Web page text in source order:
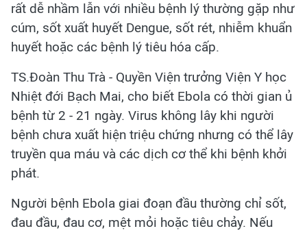
rất dễ nhầm lẫn với nhiều bệnh lý thường gặp như
cúm, sốt xuất huyết Dengue, sốt rét, nhiễm khuẩn
huyết hoặc các bệnh lý tiêu hóa cấp.
TS.Đoàn Thu Trà - Quyền Viện trưởng Viện Y học
Nhiệt đới Bạch Mai, cho biết Ebola có thời gian ủ
bệnh từ 2 - 21 ngày. Virus không lây khi người
bệnh chưa xuất hiện triệu chứng nhưng có thể lây
truyền qua máu và các dịch cơ thể khi bệnh khởi
phát.
Người bệnh Ebola giai đoạn đầu thường chỉ sốt,
đau đầu, đau cơ, mệt mỏi hoặc tiêu chảy. Nếu